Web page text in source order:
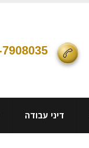
7908035
דיני עבודה